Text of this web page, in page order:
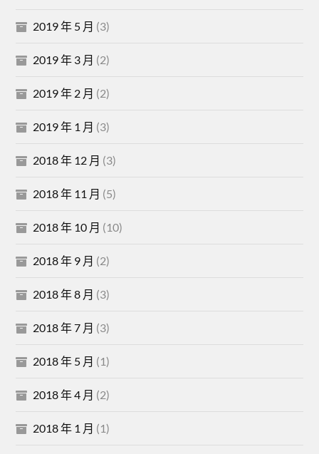
2019 年 5 月 (3)
2019 年 3 月 (2)
2019 年 2 月 (2)
2019 年 1 月 (3)
2018 年 12 月 (3)
2018 年 11 月 (5)
2018 年 10 月 (10)
2018 年 9 月 (2)
2018 年 8 月 (3)
2018 年 7 月 (3)
2018 年 5 月 (1)
2018 年 4 月 (2)
2018 年 1 月 (1)